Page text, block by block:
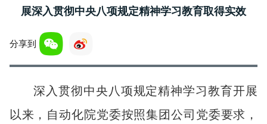
展深入贯彻中央八项规定精神学习教育取得实效
分享到
深入贯彻中央八项规定精神学习教育开展
以来，自动化院党委按照集团公司党委要求，